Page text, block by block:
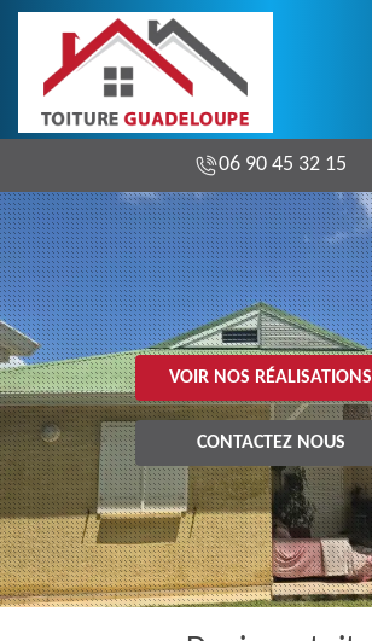
06 90 45 32 15
VOIR NOS RÉALISATIONS
CONTACTEZ NOUS